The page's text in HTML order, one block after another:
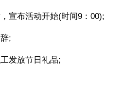
宣布活动开始(时间9：00);
;
发放节日礼品;